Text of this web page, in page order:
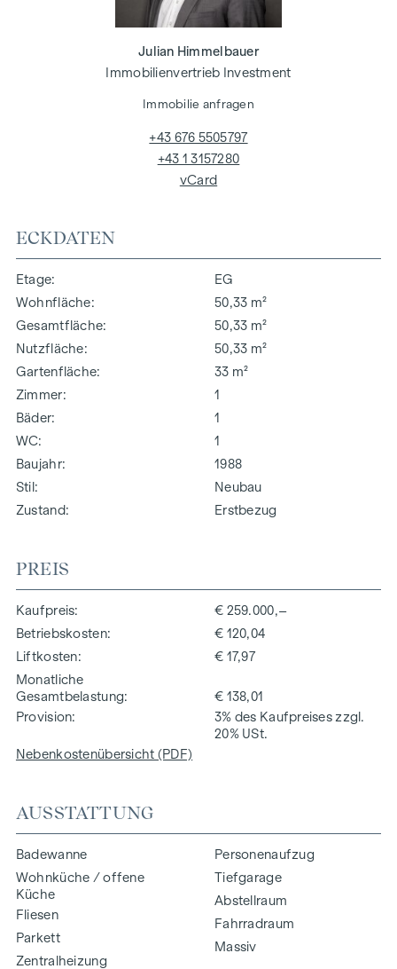
ECKDATEN
Etage
EG
Wohnfläche
50,33 m²
Gesamtfläche
50,33 m²
Nutzfläche
50,33 m²
Gartenfläche
33 m²
Zimmer
1
Bäder
1
WC
1
Baujahr
1988
Stil
Neubau
Zustand
Erstbezug
PREIS
Kaufpreis
€ 259.000,–
Betriebskosten
€ 120,04
Liftkosten
€ 17,97
Monatliche
Gesamtbelastung
€ 138,01
Provision
3% des Kaufpreises zzgl.
20% USt.
Nebenkostenübersicht (PDF)
AUSSTATTUNG
Badewanne
Wohnküche / offene
Küche
Fliesen
Parkett
Zentralheizung
Personenaufzug
Tiefgarage
Abstellraum
Fahrradraum
Massiv
Julian Himmelbauer
Immobilienvertrieb Investment
Immobilie anfragen
+43 676 5505797
+43 1 3157280
vCard